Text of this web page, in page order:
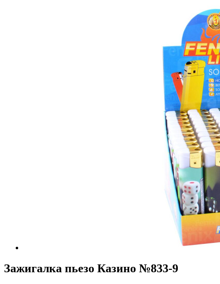
Зажигалка пьезо Казино №833-9